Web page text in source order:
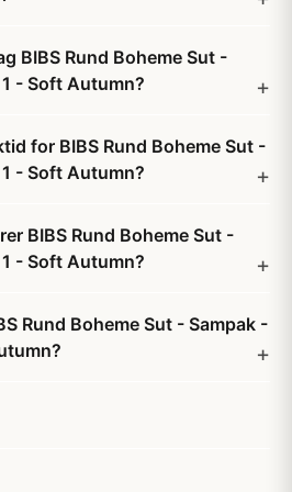
BIBS Rund Boheme Sut -
- Soft Autumn?
for BIBS Rund Boheme Sut -
- Soft Autumn?
BIBS Rund Boheme Sut -
- Soft Autumn?
Rund Boheme Sut - Sampak -